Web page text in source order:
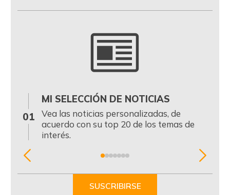
01
MI SELECCIÓN DE NOTICIAS
Vea las noticias personalizadas, de
acuerdo con su top 20 de los temas de
interés.
Item
SUSCRIBIRSE